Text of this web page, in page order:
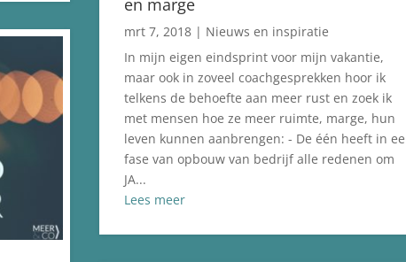
mrt 7, 2018| Nieuws en inspiratie
In mijn eigen eindsprint voor mijn vakantie,
maar ook in zoveel coachgesprekken hoor ik
telkens de behoefte aan meer rust en zoek ik
met mensen hoe ze meer ruimte, marge, hun
leven kunnen aanbrengen: - De één heeft in
fase van opbouw van bedrijf alle redenen om
JA...
Lees meer